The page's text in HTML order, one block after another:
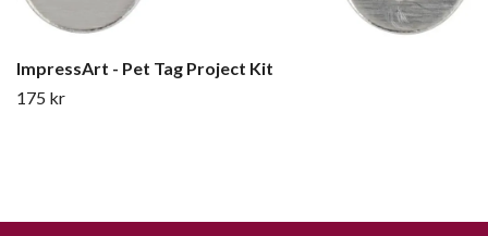
ImpressArt - Pet Tag Project Kit
175 kr